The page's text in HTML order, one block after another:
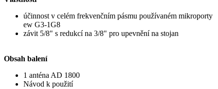
účinnost v celém frekvenčním pásmu používaném mikroporty
ew G3-1G8
závit 5/8" s redukcí na 3/8" pro upevnění na stojan
Obsah balení
1 anténa AD 1800
Návod k použití